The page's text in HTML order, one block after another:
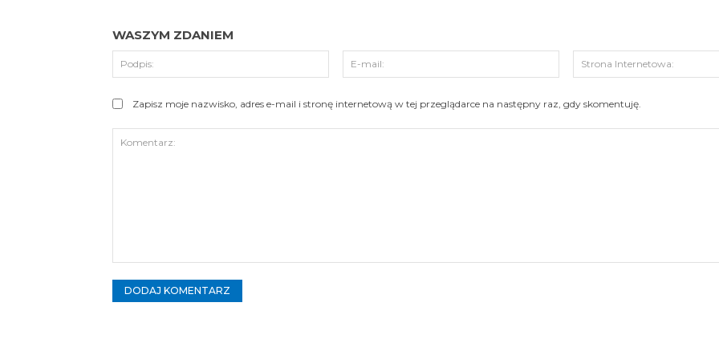
WASZYM ZDANIEM
Podpis:
mail:
Zapisz moje nazwisko, adres e-mail i stronę internetową w tej przeglądarce na następny raz, gdy skomentuję.